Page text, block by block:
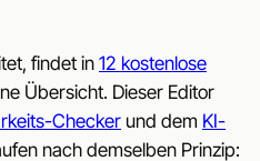
findet in 12 kostenlose
Übersicht. Dieser Editor
Checker und dem KI-
nach demselben Prinzip: